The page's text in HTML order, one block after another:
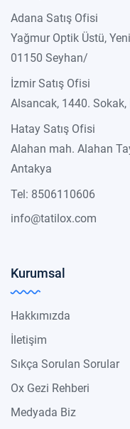
Adana Satış Ofisi
Yağmur Optik Üstü,
01150 Seyhan/
İzmir Satış Ofisi
Alsancak, 1440.
Hatay Satış Ofisi
Alahan mah. Alahan
Antakya
Tel: 8506110606
info@tatilox.com
Kurumsal
Hakkımızda
İletişim
Sıkça Sorulan Sorular
Ox Gezi Rehberi
Medyada Biz